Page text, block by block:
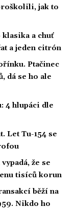
jak to
a chuť
a jeden citrón
Ptačinec
dá se ho ale
4 hlupáci dle
Let Tu-154 se
že se
tisíců korun
běží na
Nikdo ho